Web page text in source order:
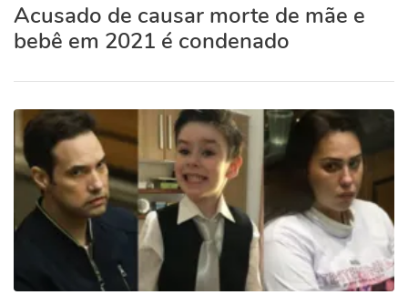
Acusado de causar morte de mãe e
bebê em 2021 é condenado